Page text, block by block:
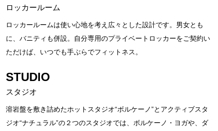
ロッカールーム
ロッカールームは使い心地を考え広々とした設計です。男女とも
に、バニティも併設。自分専用のプライベートロッカーをご契約い
ただけば、いつでも手ぶらでフィットネス。
STUDIO
スタジオ
溶岩盤を敷き詰めたホットスタジオ“ボルケーノ”とアクティブスタ
ジオ“ナチュラル”の２つのスタジオでは、ボルケーノ・ヨガや、ダ